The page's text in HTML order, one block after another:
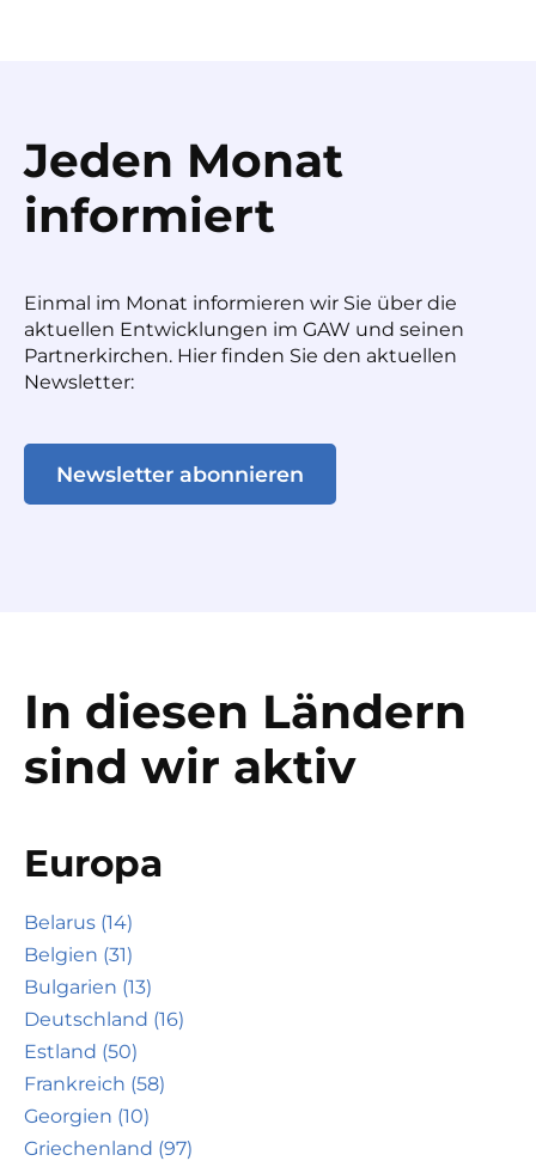
Jeden Monat
informiert
Einmal im Monat informieren wir Sie über die
aktuellen Entwicklungen im GAW und seinen
Partnerkirchen. Hier finden Sie den aktuellen
Newsletter:
Newsletter abonnieren
In diesen Ländern
sind wir aktiv
Europa
Belarus (14)
Belgien (31)
Bulgarien (13)
Deutschland (16)
Estland (50)
Frankreich (58)
Georgien (10)
Griechenland (97)